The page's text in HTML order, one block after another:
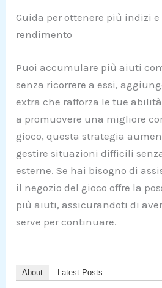
Guida per ottenere più indizi
rendimento
Puoi accumulare più aiuti
senza ricorrere a essi,
extra che rafforza le tue
a promuovere una migliore
gioco, questa strategia
gestire situazioni difficili
esterne. Se hai bisogno di
il negozio del gioco offre la
più aiuti, assicurandoti di
serve per continuare.
About Latest Posts